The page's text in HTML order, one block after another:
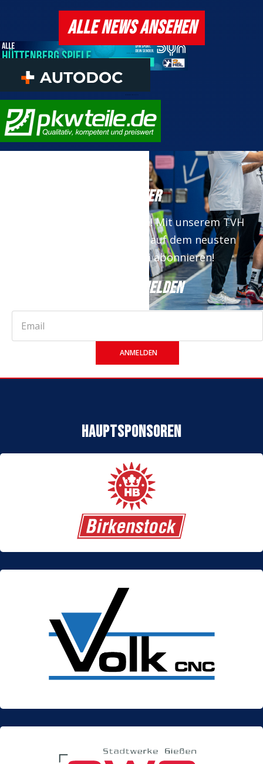
ALLE NEWS ANSEHEN
NEWSLETTER
Keine News mehr verpassen! Mit unserem TVH
Newsletter bist du immer auf dem neusten
Stand. Jetzt kostenfrei abonnieren!
JETZT ANMELDEN
ANMELDEN
Hauptsponsoren